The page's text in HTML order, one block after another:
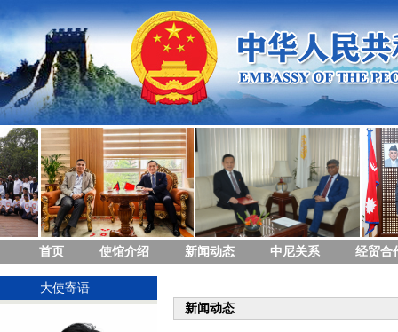
首页 使馆介绍 新闻动态 中尼关系 经贸合
大使寄语
新闻动态